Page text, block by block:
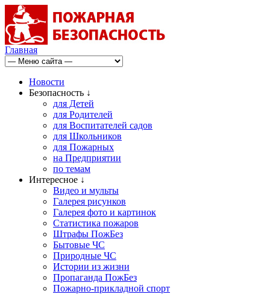
Главная
Новости
Безопасность ↓
для Детей
для Родителей
для Воспитателей садов
для Школьников
для Пожарных
на Предприятии
по темам
Интересное ↓
Видео и мульты
Галерея рисунков
Галерея фото и картинок
Статистика пожаров
Штрафы ПожБез
Бытовые ЧС
Природные ЧС
Истории из жизни
Пропаганда ПожБез
Пожарно-прикладной спорт